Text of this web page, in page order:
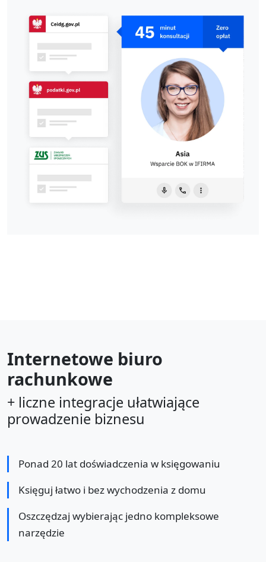
Internetowe biuro
rachunkowe
+ liczne integracje ułatwiające
prowadzenie biznesu
Ponad 20 lat doświadczenia w księgowaniu
Księguj łatwo i bez wychodzenia z domu
Oszczędzaj wybierając jedno kompleksowe
narzędzie